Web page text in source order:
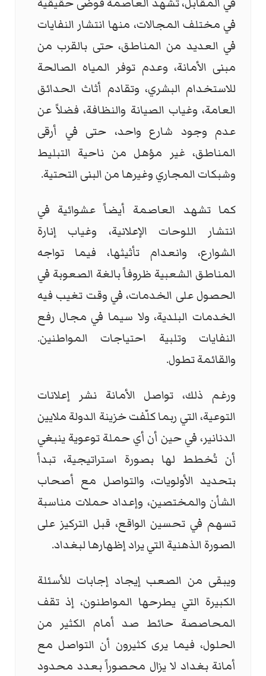
في مختلف المجالات، منها انتشار النفايات
في العديد من المناطق، حتى بالقرب من
مبنى الأمانة، وعدم توفر المياه الصالحة
للاستخدام البشري، وتقادم أثاث الحدائق
العامة، وغياب الصيانة والنظافة، فضلاً عن
عدم وجود شارع واحد، حتى في أرقى
المناطق، غير مؤهل من ناحية التبليط
وشبكات المجاري وغيرها من البنى التحتية.
كما تشهد العاصمة أيضاً عشوائية في
انتشار اللوحات الإعلانية، وغياب إنارة
الشوارع، وانعدام تأثيثها، فيما تواجه
المناطق الشعبية ظروفاً بالغة الصعوبة في
الحصول على الخدمات، في وقت تغيب فيه
الخدمات البلدية، ولا سيما في مجال رفع
النفايات وتلبية احتياجات المواطنين.
والقائمة تطول.
ورغم ذلك، تواصل الأمانة نشر إعلانات
التوعية، التي ربما كلّفت خزينة الدولة ملايين
الدنانير، في حين أن أي حملة توعوية ينبغي
أن تُخطط لها بصورة استراتيجية، تبدأ
بتحديد الأولويات، والتواصل مع أصحاب
الشأن والمختصين، وإعداد حملات مناسبة
تسهم في تحسين الواقع، قبل التركيز على
الصورة الذهنية التي يراد إظهارها لبغداد.
ويبقى من الصعب إيجاد إجابات للأسئلة
الكبيرة التي يطرحها المواطنون، إذ تقف
المحاصصة حائط صد أمام الكثير من
الحلول، فيما يرى كثيرون أن التواصل مع
أمانة بغداد لا يزال محصوراً بعدد محدود